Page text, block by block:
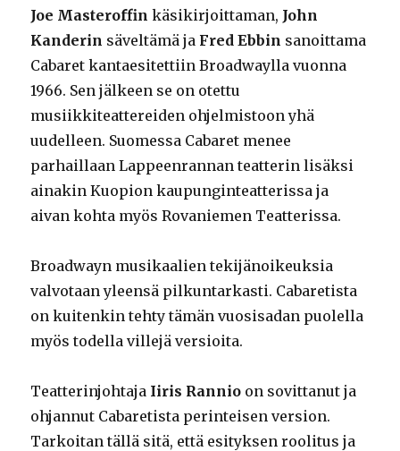
Joe Masteroffin käsikirjoittaman, John
Kanderin säveltämä ja Fred Ebbin sanoittama
Cabaret kantaesitettiin Broadwaylla vuonna
1966. Sen jälkeen se on otettu
musiikkiteattereiden ohjelmistoon yhä
uudelleen. Suomessa Cabaret menee
parhaillaan Lappeenrannan teatterin lisäksi
ainakin Kuopion kaupunginteatterissa ja
aivan kohta myös Rovaniemen Teatterissa.
Broadwayn musikaalien tekijänoikeuksia
valvotaan yleensä pilkuntarkasti. Cabaretista
on kuitenkin tehty tämän vuosisadan puolella
myös todella villejä versioita.
Teatterinjohtaja Iiris Rannio on sovittanut ja
ohjannut Cabaretista perinteisen version.
Tarkoitan tällä sitä, että esityksen roolitus ja